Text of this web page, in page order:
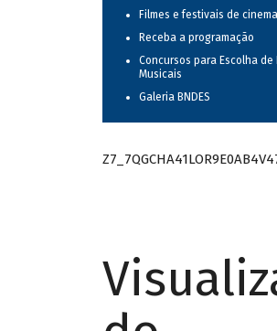
Filmes e festivais de cinema
Receba a programação
Concursos para Escolha de
Musicais
Galeria BNDES